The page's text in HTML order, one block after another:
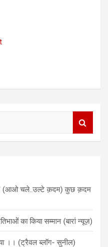
(आओ चले..उल्टे क़दम) कुछ क़दम
का किया सम्मान (बारां न्यूज़)
।। (ट्रैवल ब्लॉग- सुनील)